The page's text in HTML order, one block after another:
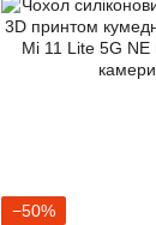
−50%